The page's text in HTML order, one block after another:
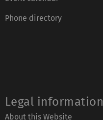
Phone directory
Legal information
About this Website